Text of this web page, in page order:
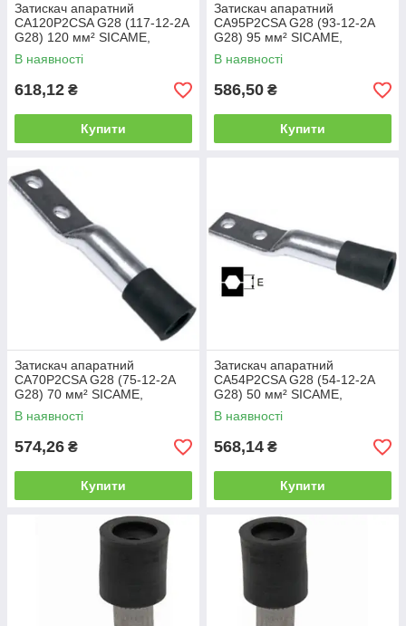
Затискач апаратний
CA120P2CSA G28 (117-12-2А
G28) 120 мм² SICAME,
наконечник з двома
отворами пресувальний
В наявності
618,12 ₴
Купити
Затискач апаратний
CA95P2CSA G28 (93-12-2А
G28) 95 мм² SICAME,
наконечник з двома
отворами пресувальний
В наявності
586,50 ₴
Купити
Затискач апаратний
CA70P2CSA G28 (75-12-2А
G28) 70 мм² SICAME,
наконечник з двома
отворами пресувальний
В наявності
574,26 ₴
Купити
Затискач апаратний
CA54P2CSA G28 (54-12-2А
G28) 50 мм² SICAME,
наконечник з двома
отворами пресувальний
В наявності
568,14 ₴
Купити